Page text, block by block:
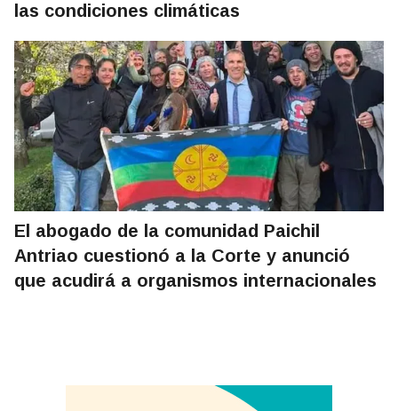
las condiciones climáticas
El abogado de la comunidad Paichil
Antriao cuestionó a la Corte y anunció
que acudirá a organismos internacionales